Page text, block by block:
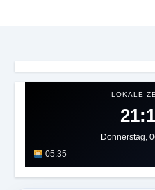
LOKALE
Donnerstag,
05:35